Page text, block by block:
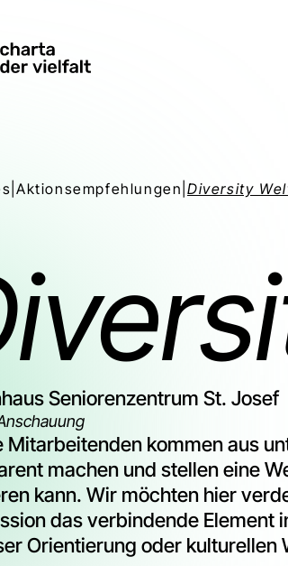
|Aktionsempfehlungen |Diversity
Seniorenzentrum St. Josef
Mitarbeitenden kommen aus
machen und stellen eine
kann. Wir möchten hier
das verbindende Element
Orientierung oder kulturellen